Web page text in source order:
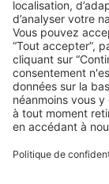
BUSINESS
Boost
piloter et
annonces
SeLoger lance
vous donne la